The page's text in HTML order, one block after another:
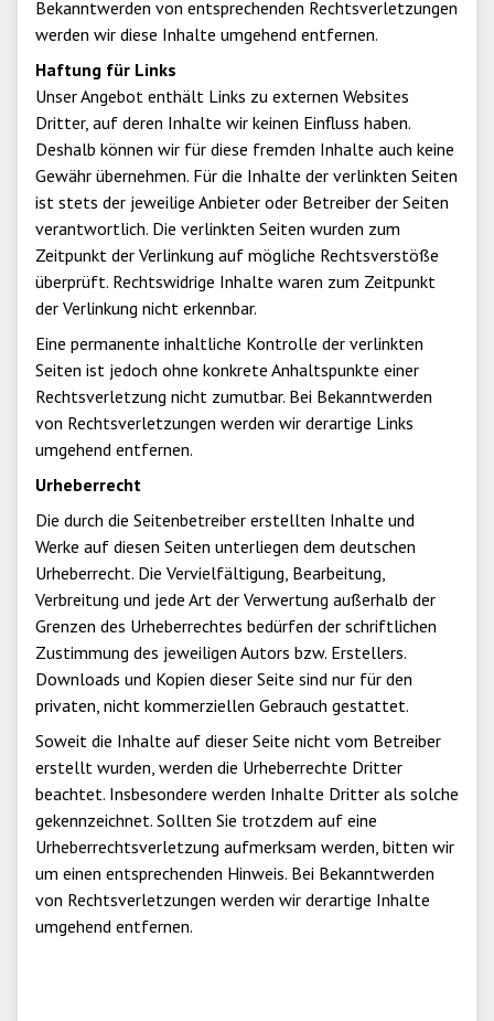
Bekanntwerden von entsprechenden Rechtsverletzungen
werden wir diese Inhalte umgehend entfernen.
Haftung für Links
Unser Angebot enthält Links zu externen Websites
Dritter, auf deren Inhalte wir keinen Einfluss haben.
Deshalb können wir für diese fremden Inhalte auch keine
Gewähr übernehmen. Für die Inhalte der verlinkten Seiten
ist stets der jeweilige Anbieter oder Betreiber der Seiten
verantwortlich. Die verlinkten Seiten wurden zum
Zeitpunkt der Verlinkung auf mögliche Rechtsverstöße
überprüft. Rechtswidrige Inhalte waren zum Zeitpunkt
der Verlinkung nicht erkennbar.
Eine permanente inhaltliche Kontrolle der verlinkten
Seiten ist jedoch ohne konkrete Anhaltspunkte einer
Rechtsverletzung nicht zumutbar. Bei Bekanntwerden
von Rechtsverletzungen werden wir derartige Links
umgehend entfernen.
Urheberrecht
Die durch die Seitenbetreiber erstellten Inhalte und
Werke auf diesen Seiten unterliegen dem deutschen
Urheberrecht. Die Vervielfältigung, Bearbeitung,
Verbreitung und jede Art der Verwertung außerhalb der
Grenzen des Urheberrechtes bedürfen der schriftlichen
Zustimmung des jeweiligen Autors bzw. Erstellers.
Downloads und Kopien dieser Seite sind nur für den
privaten, nicht kommerziellen Gebrauch gestattet.
Soweit die Inhalte auf dieser Seite nicht vom Betreiber
erstellt wurden, werden die Urheberrechte Dritter
beachtet. Insbesondere werden Inhalte Dritter als solche
gekennzeichnet. Sollten Sie trotzdem auf eine
Urheberrechtsverletzung aufmerksam werden, bitten wir
um einen entsprechenden Hinweis. Bei Bekanntwerden
von Rechtsverletzungen werden wir derartige Inhalte
umgehend entfernen.